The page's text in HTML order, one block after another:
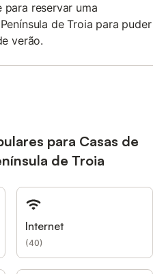
reservar uma
de Troia para puder
verão.
para Casas de
de Troia
Internet
(40)